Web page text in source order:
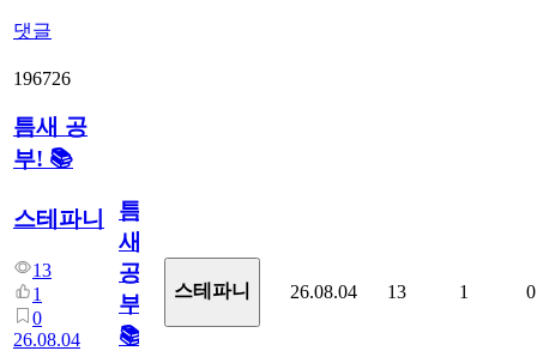
댓글
196726
틈새 공
부! 📚
스테파니
13
1
0
26.08.04
틈
새
공
부!
📚
스테파니 26.08.04 13 1 0